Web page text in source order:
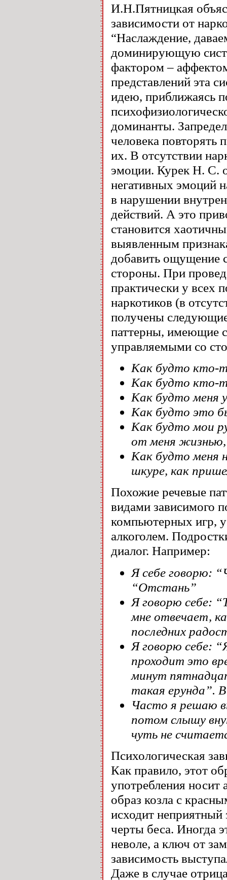
И.Н.Пятницкая
зависимости от
“Наслаждение,
доминирующую
фактором –
представлений эта
идею, приближаясь
доминанты.
человека повторять
их. В отсутствии
эмоции. Курек Н. С.
негативных эмоций
в нарушении
действий. А это
становится
выявленным
добавить ощущение
стороны. При
практически у всех
наркотиков (в
получены
паттерны, имеющие
управляемыми со
Как будто кто-
Как будто кто-
Как будто меня
Как будто это
Как будто мои
от меня жизнью,
Как будто меня
шкуре, как
Похожие речевые
видами зависимого
компьютерных игр,
алкоголем.
диалог. Например:
Я себе говорю:
“Отстань”
Я говорю себе:
мне отвечает,
последних
Я говорю себе:
проходит это
минут
такая ерунда”.
Часто я решаю
потом слышу
чуть не
Психологическая
Как правило, этот
употребления носит
образ козла с
исходит
черты беса. Иногда
неволе, а ключ от
зависимость
Даже в случае